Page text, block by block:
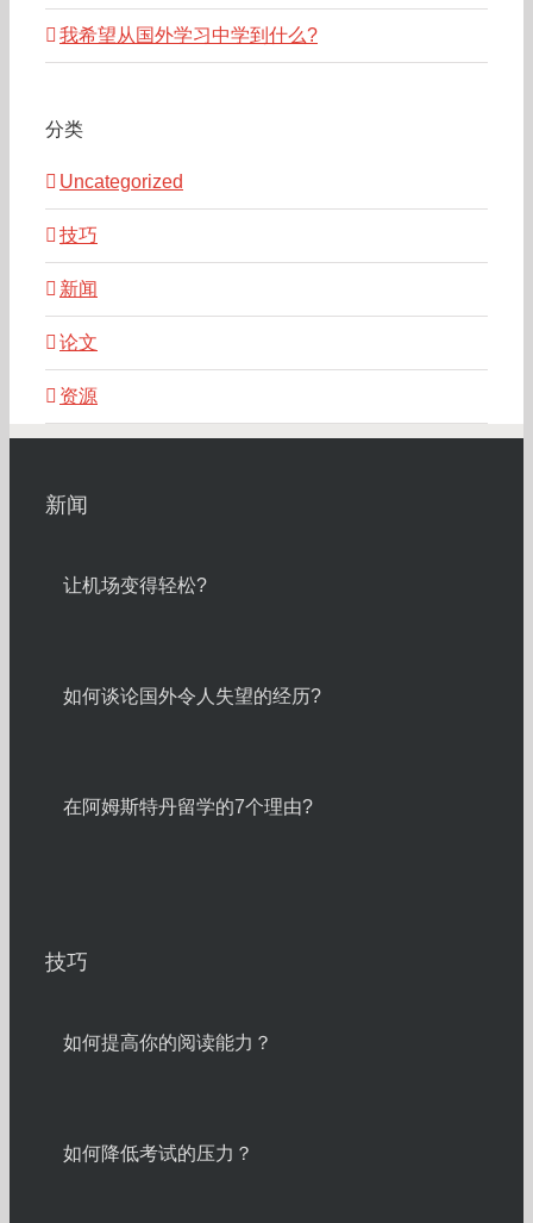
我希望从国外学习中学到什么?
分类
Uncategorized
技巧
新闻
论文
资源
新闻
让机场变得轻松?
如何谈论国外令人失望的经历?
在阿姆斯特丹留学的7个理由?
技巧
如何提高你的阅读能力？
如何降低考试的压力？